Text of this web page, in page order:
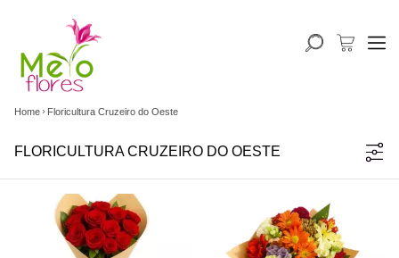
Home Floricultura Cruzeiro do Oeste
FLORICULTURA CRUZEIRO DO OESTE